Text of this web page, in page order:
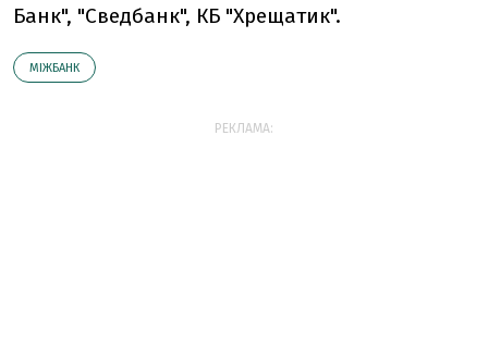
Банк", "Сведбанк", КБ "Хрещатик".
МІЖБАНК
РЕКЛАМА: